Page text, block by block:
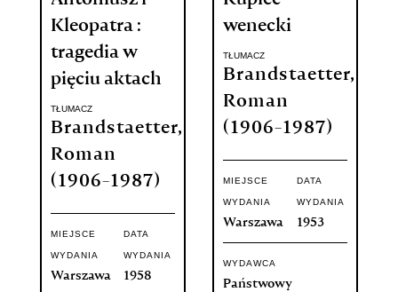
Kleopatra :
tragedia w
pięciu aktach
TŁUMACZ
Brandstaetter,
Roman
(1906-1987)
MIEJSCE
WYDANIA
Warszawa
DATA
WYDANIA
1958
wenecki
TŁUMACZ
Brandstaetter,
Roman
(1906-1987)
MIEJSCE
WYDANIA
Warszawa
DATA
WYDANIA
1953
WYDAWCA
Państwowy